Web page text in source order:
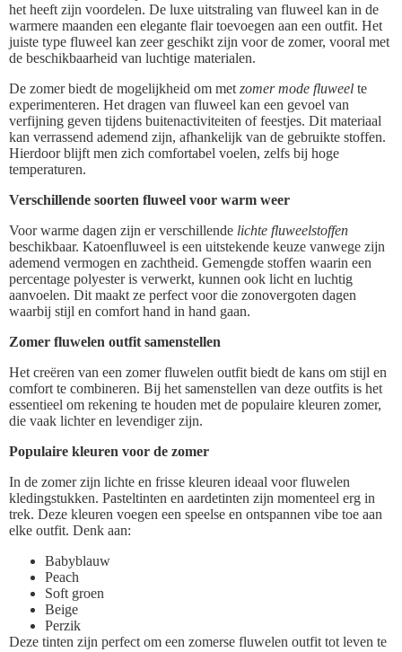
het heeft zijn voordelen. De luxe uitstraling van fluweel kan in de
warmere maanden een elegante flair toevoegen aan een outfit. Het
juiste type fluweel kan zeer geschikt zijn voor de zomer, vooral met
de beschikbaarheid van luchtige materialen.
De zomer biedt de mogelijkheid om met zomer mode fluweel te
experimenteren. Het dragen van fluweel kan een gevoel van
verfijning geven tijdens buitenactiviteiten of feestjes. Dit materiaal
kan verrassend ademend zijn, afhankelijk van de gebruikte stoffen.
Hierdoor blijft men zich comfortabel voelen, zelfs bij hoge
temperaturen.
Verschillende soorten fluweel voor warm weer
Voor warme dagen zijn er verschillende lichte fluweelstoffen
beschikbaar. Katoenfluweel is een uitstekende keuze vanwege zijn
ademend vermogen en zachtheid. Gemengde stoffen waarin een
percentage polyester is verwerkt, kunnen ook licht en luchtig
aanvoelen. Dit maakt ze perfect voor die zonovergoten dagen
waarbij stijl en comfort hand in hand gaan.
Zomer fluwelen outfit samenstellen
Het creëren van een zomer fluwelen outfit biedt de kans om stijl en
comfort te combineren. Bij het samenstellen van deze outfits is het
essentieel om rekening te houden met de populaire kleuren zomer,
die vaak lichter en levendiger zijn.
Populaire kleuren voor de zomer
In de zomer zijn lichte en frisse kleuren ideaal voor fluwelen
kledingstukken. Pasteltinten en aardetinten zijn momenteel erg in
trek. Deze kleuren voegen een speelse en ontspannen vibe toe aan
elke outfit. Denk aan:
Babyblauw
Peach
Soft groen
Beige
Perzik
Deze tinten zijn perfect om een zomerse fluwelen outfit tot leven te